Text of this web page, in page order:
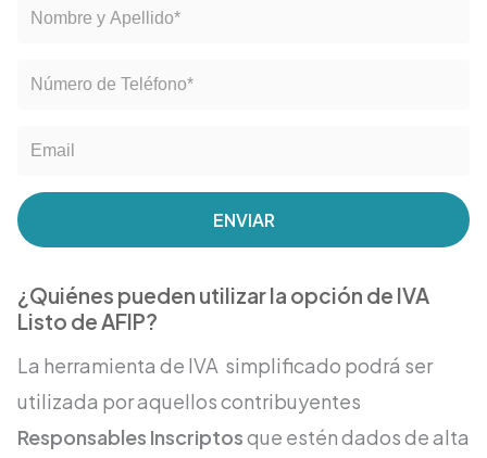
ENVIAR
¿Quiénes pueden utilizar la opción de IVA
Listo de AFIP?
La herramienta de IVA simplificado podrá ser
utilizada por aquellos contribuyentes
Responsables Inscriptosque estén dados de alta